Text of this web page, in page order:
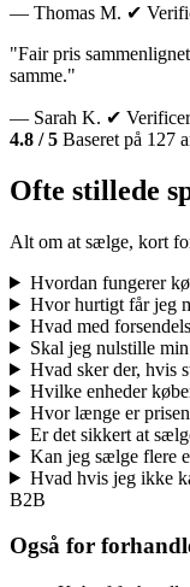
— Thomas M. ✔
"Fair pris
samme."
— Sarah K. ✔
4.8 / 5 Baseret på 127
Ofte stillede
Alt om at sælge, kort
Hvordan fungerer
Hvor hurtigt får jeg
Hvad med
Skal jeg nulstille
Hvad sker der, hvis
Hvilke enheder
Hvor længe er
Er det sikkert at
Kan jeg sælge flere
Hvad hvis jeg ikke
B2B
Også for